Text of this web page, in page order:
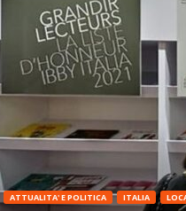
ATTUALITA' E POLITICA ITALIA